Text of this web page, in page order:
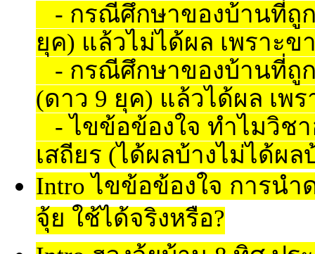
- กรณีศึกษาของบ้านที่ถูก
ยุค) แล้วไม่ได้ผล เพราะข
- กรณีศึกษาของบ้านที่ถู
(ดาว 9 ยุค) แล้วได้ผล เพ
- ไขข้อข้องใจ ทำไมวิช
เสถียร (ได้ผลบ้างไม่ได้ผล
Intro ไขข้อข้องใจ การน
จุ้ย ใช้ได้จริงหรือ?